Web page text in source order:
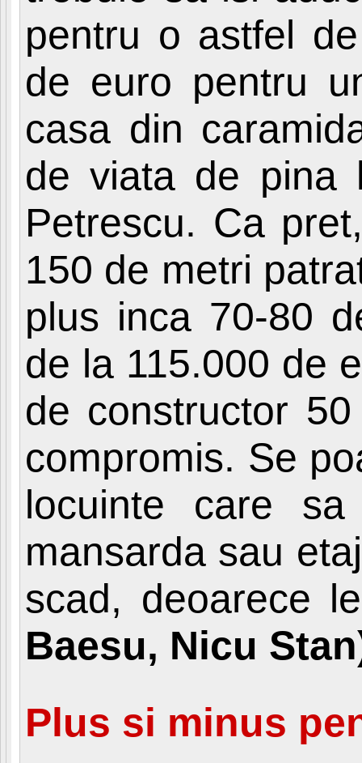
pentru o astfel
de euro pentru
casa din
de viata de pina
Petrescu. Ca
150 de metri
plus inca 70-80
de la 115.000 de
de constructor
compromis. Se
locuinte care
mansarda sau
scad, deoarece
Baesu, Nicu
Plus si minus